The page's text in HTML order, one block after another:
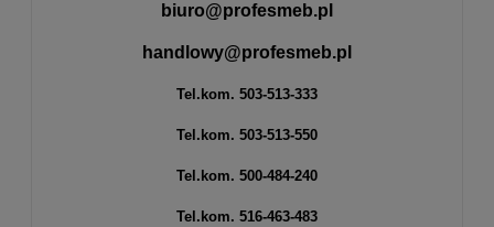
biuro@profesmeb.pl
handlowy@profesmeb.pl
Tel.kom. 503-513-333
Tel.kom. 503-513-550
Tel.kom. 500-484-240
Tel.kom. 516-463-483